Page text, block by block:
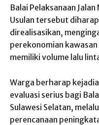
Balai Pelaksanaan
Usulan tersebut
direalisasikan,
perekonomian
memiliki volume lalu
Warga berharap
evaluasi serius bagi
Sulawesi Selatan,
perencanaan